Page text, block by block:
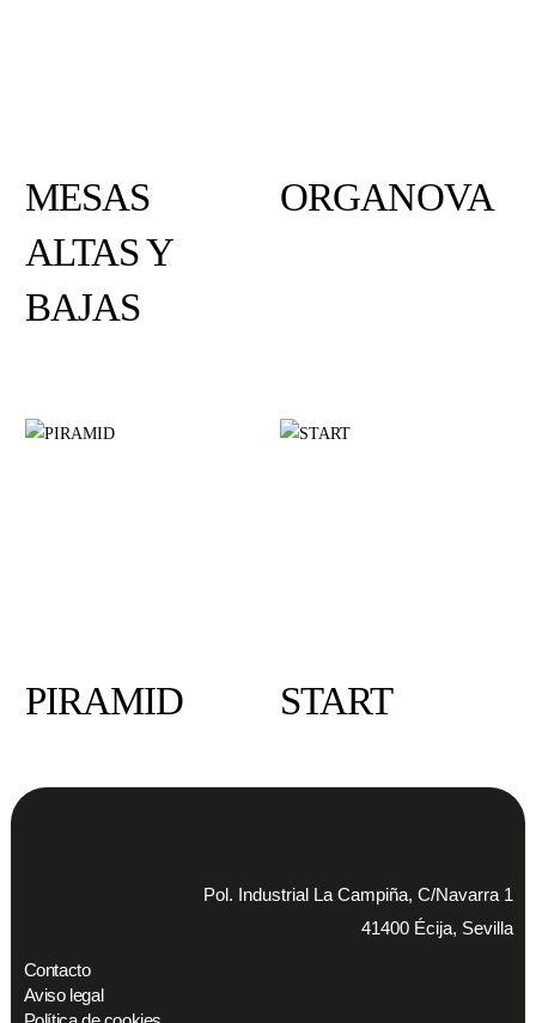
MESAS
ALTAS Y
BAJAS
ORGANOVA
PIRAMID START
Pol. Industrial La Campiña, C/Navarra 1
41400 Écija, Sevilla
Contacto
Aviso legal